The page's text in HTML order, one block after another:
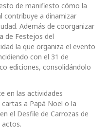
de manifiesto cómo la
contribuye a dinamizar
Además de coorganizar
de Festejos del
la que organiza el evento
con el 31 de
ediciones, consolidándolo
en las actividades
a Papá Noel o la
el Desfile de Carrozas de
actos.